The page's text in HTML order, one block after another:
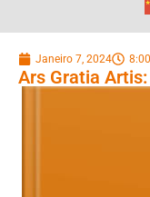
Janeiro 7, 2024
Ars Gratia